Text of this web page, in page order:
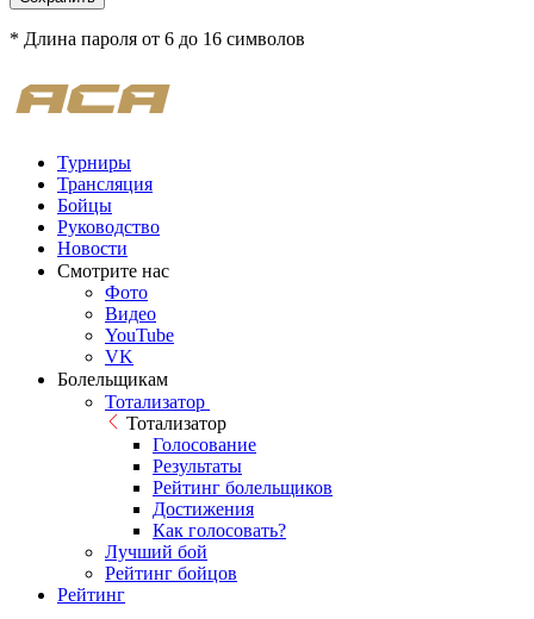
* Длина пароля от 6 до 16 символов
Турниры
Трансляция
Бойцы
Руководство
Новости
Смотрите нас
Фото
Видео
YouTube
VK
Болельщикам
Тотализатор
Тотализатор
Голосование
Результаты
Рейтинг болельщиков
Достижения
Как голосовать?
Лучший бой
Рейтинг бойцов
Рейтинг